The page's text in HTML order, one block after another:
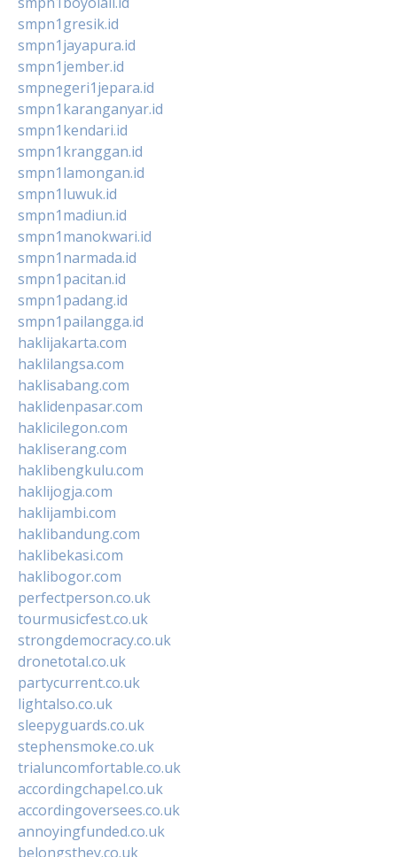
smpn1gresik.id
smpn1jayapura.id
smpn1jember.id
smpnegeri1jepara.id
smpn1karanganyar.id
smpn1kendari.id
smpn1kranggan.id
smpn1lamongan.id
smpn1luwuk.id
smpn1madiun.id
smpn1manokwari.id
smpn1narmada.id
smpn1pacitan.id
smpn1padang.id
smpn1pailangga.id
haklijakarta.com
haklilangsa.com
haklisabang.com
haklidenpasar.com
haklicilegon.com
hakliserang.com
haklibengkulu.com
haklijogja.com
haklijambi.com
haklibandung.com
haklibekasi.com
haklibogor.com
perfectperson.co.uk
tourmusicfest.co.uk
strongdemocracy.co.uk
dronetotal.co.uk
partycurrent.co.uk
lightalso.co.uk
sleepyguards.co.uk
stephensmoke.co.uk
trialuncomfortable.co.uk
accordingchapel.co.uk
accordingoversees.co.uk
annoyingfunded.co.uk
belongsthey.co.uk